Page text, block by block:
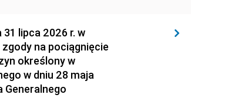
31 lipca 2026 r. w
na pociągnięcie
określony w
w dniu 28 maja
Generalnego